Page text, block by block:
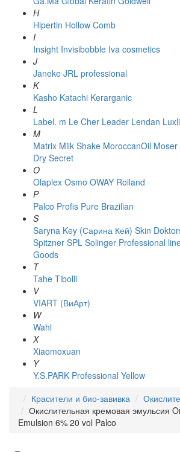
H
Hipertin Hollow Comb
I
Insight Invisibobble Iva cosmetics
J
Janeke JRL professional
K
Kasho Katachi Kerarganic
L
Label. m Le Cher Leader Lendan
M
Matrix Milk Shake MoroccanOil Moser
Dry Secret
O
Olaplex Osmo OWAY Rolland
P
Palco Profis Pure Brazilian
S
Saryna Key (Сарина Кей) Skin
Spitzner SPL Solinger Professional
Goods
T
Tahe Tibolli
V
VIART (ВиАрт)
W
Wahl
X
Xiaomoxuan
Y
Y.S.PARK Professional Yellow
Красители и био-завивка
Окислительная кремовая эмульсия
Emulsion 6% 20 vol Palco